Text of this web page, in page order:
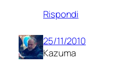
Rispondi
25/11/2010
Kazuma